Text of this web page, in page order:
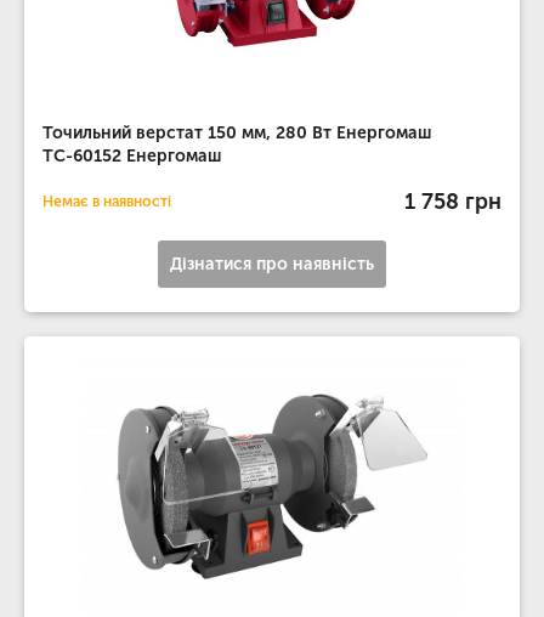
Точильний верстат 150 мм, 280 Вт Енергомаш
ТС-60152 Енергомаш
Немає в наявності 1 758 грн
Дізнатися про наявність